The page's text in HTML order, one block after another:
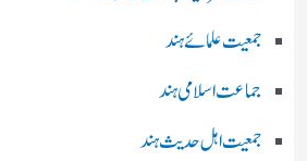
جمعیت علمائے ہند
جماعت اسلامی ہند
جمعیت اہل حدیث ہند